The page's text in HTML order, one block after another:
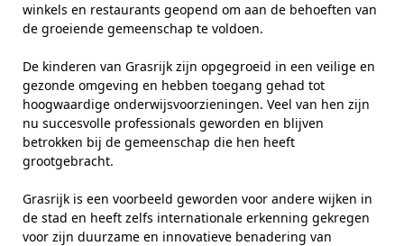
winkels en restaurants geopend om aan de behoeften van
de groeiende gemeenschap te voldoen.
De kinderen van Grasrijk zijn opgegroeid in een veilige en
gezonde omgeving en hebben toegang gehad tot
hoogwaardige onderwijsvoorzieningen. Veel van hen zijn
nu succesvolle professionals geworden en blijven
betrokken bij de gemeenschap die hen heeft
grootgebracht.
Grasrijk is een voorbeeld geworden voor andere wijken in
de stad en heeft zelfs internationale erkenning gekregen
voor zijn duurzame en innovatieve benadering van